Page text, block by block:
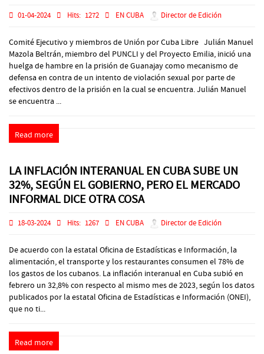
01-04-2024 Hits: 1272 EN CUBA Director de Edición
Comité Ejecutivo y miembros de Unión por Cuba Libre Julián Manuel
Mazola Beltrán, miembro del PUNCLI y del Proyecto Emilia, inició una
huelga de hambre en la prisión de Guanajay como mecanismo de
defensa en contra de un intento de violación sexual por parte de
efectivos dentro de la prisión en la cual se encuentra. Julián Manuel
se encuentra ...
Read more
LA INFLACIÓN INTERANUAL EN CUBA SUBE UN
32%, SEGÚN EL GOBIERNO, PERO EL MERCADO
INFORMAL DICE OTRA COSA
18-03-2024 Hits: 1267 EN CUBA Director de Edición
De acuerdo con la estatal Oficina de Estadísticas e Información, la
alimentación, el transporte y los restaurantes consumen el 78% de
los gastos de los cubanos. La inflación interanual en Cuba subió en
febrero un 32,8% con respecto al mismo mes de 2023, según los datos
publicados por la estatal Oficina de Estadísticas e Información (ONEI),
que no ti...
Read more